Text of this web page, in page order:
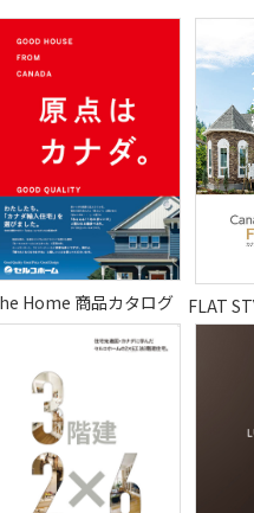
Home 商品カタログ FLAT